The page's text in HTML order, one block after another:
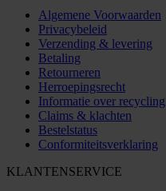
Algemene Voorwaarden
Privacybeleid
Verzending & levering
Betaling
Retourneren
Herroepingsrecht
Informatie over recycling
Claims & klachten
Bestelstatus
Conformiteitsverklaring
KLANTENSERVICE